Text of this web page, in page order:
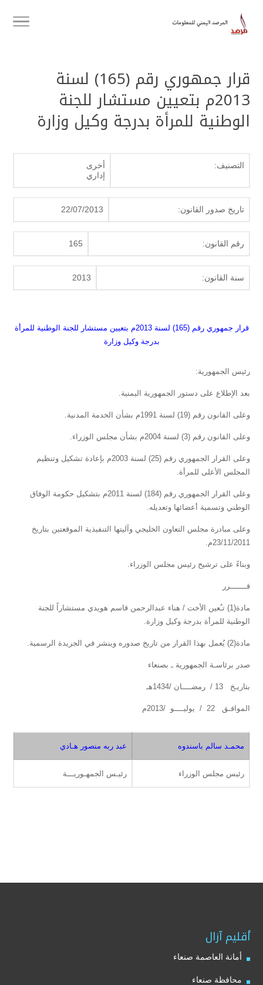
قرار جمهوري رقم (165) لسنة
2013م بتعيين مستشار للجنة
الوطنية للمرأة بدرجة وكيل وزارة
التصنيف:
أخرى
إداري
تاريخ صدور القانون: 22/07/2013
رقم القانون: 165
سنة القانون: 2013
قرار جمهوري رقم (165) لسنة 2013م بتعيين مستشار للجنة الوطنية للمرأة
بدرجة وكيل وزارة
رئيس الجمهورية:
بعد الإطلاع على دستور الجمهورية اليمنية.
وعلى القانون رقم (19) لسنة 1991م بشأن الخدمة المدنية.
وعلى القانون رقم (3) لسنة 2004م بشأن مجلس الوزراء.
وعلى القرار الجمهوري رقم (25) لسنة 2003م بإعادة تشكيل وتنظيم
المجلس الأعلى للمرأة.
وعلى القرار الجمهوري رقم (184) لسنة 2011م بتشكيل حكومة الوفاق
الوطني وتسمية أعضائها وتعديله.
وعلى مبادرة مجلس التعاون الخليجي وآليتها التنفيذية الموقعتين بتاريخ
23/11/2011م.
وبناءً على ترشيح رئيس مجلس الوزراء.
قـــــــرر
مادة(1) تـُعين الأخت / هناء عبدالرحمن قاسم هويدي مستشاراً للجنة
الوطنية للمرأة بدرجة وكيل وزارة.
مادة(2) يُعمل بهذا القرار من تاريخ صدوره وينشر في الجريدة الرسمية.
صدر برئاسـة الجمهورية ـ بصنعاء
بتاريـخ 13 / رمضــــان /1434هـ
الموافـق 22 / يوليــــو /2013م
محمـد سالم باسندوه عبد ربه منصور هـادي
رئيس مجلس الوزراء رئيـس الجمهـوريـــة
أقليم آزال
أمانة العاصمة صنعاء
محافظة صنعاء